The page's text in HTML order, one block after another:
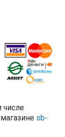
числе
sb-